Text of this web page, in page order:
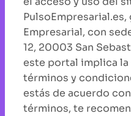
Empresarial, con
12, 20003 San
este portal implica
términos y
estás de acuerdo
términos, te